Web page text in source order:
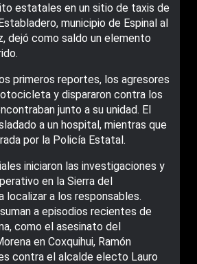
estatales en un sitio de taxis de
municipio de Espinal al
dejó como saldo un elemento
primeros reportes, los agresores
y dispararon contra los
junto a su unidad. El
a un hospital, mientras que
por la Policía Estatal.
iniciaron las investigaciones y
en la Sierra del
localizar a los responsables.
a episodios recientes de
como el asesinato del
en Coxquihui, Ramón
contra el alcalde electo Lauro